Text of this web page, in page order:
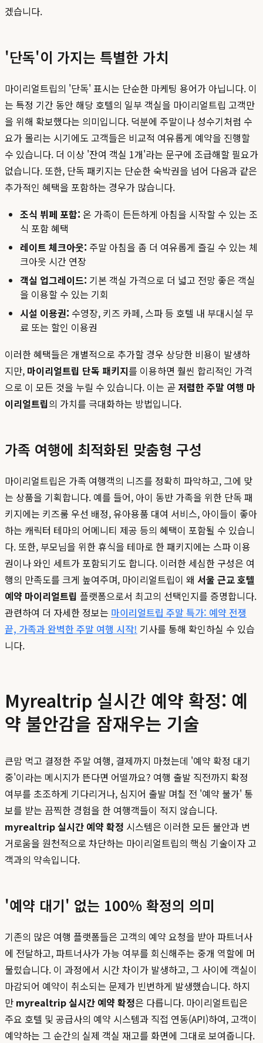
겠습니다.
'단독'이 가지는 특별한 가치
마이리얼트립의 '단독' 표시는 단순한 마케팅 용어가 아닙니다. 이
는 특정 기간 동안 해당 호텔의 일부 객실을 마이리얼트립 고객만
을 위해 확보했다는 의미입니다. 덕분에 주말이나 성수기처럼 수
요가 몰리는 시기에도 고객들은 비교적 여유롭게 예약을 진행할
수 있습니다. 더 이상 '잔여 객실 1개'라는 문구에 조급해할 필요가
없습니다. 또한, 단독 패키지는 단순한 숙박권을 넘어 다음과 같은
추가적인 혜택을 포함하는 경우가 많습니다.
조식 뷔페 포함: 온 가족이 든든하게 아침을 시작할 수 있는 조
식 포함 혜택
레이트 체크아웃: 주말 아침을 좀 더 여유롭게 즐길 수 있는 체
크아웃 시간 연장
객실 업그레이드: 기본 객실 가격으로 더 넓고 전망 좋은 객실
을 이용할 수 있는 기회
시설 이용권: 수영장, 키즈 카페, 스파 등 호텔 내 부대시설 무
료 또는 할인 이용권
이러한 혜택들은 개별적으로 추가할 경우 상당한 비용이 발생하
지만, 마이리얼트립 단독 패키지를 이용하면 훨씬 합리적인 가격
으로 이 모든 것을 누릴 수 있습니다. 이는 곧 저렴한 주말 여행 마
이리얼트립의 가치를 극대화하는 방법입니다.
가족 여행에 최적화된 맞춤형 구성
마이리얼트립은 가족 여행객의 니즈를 정확히 파악하고, 그에 맞
는 상품을 기획합니다. 예를 들어, 아이 동반 가족을 위한 단독 패
키지에는 키즈룸 우선 배정, 유아용품 대여 서비스, 아이들이 좋아
하는 캐릭터 테마의 어메니티 제공 등의 혜택이 포함될 수 있습니
다. 또한, 부모님을 위한 휴식을 테마로 한 패키지에는 스파 이용
권이나 와인 세트가 포함되기도 합니다. 이러한 세심한 구성은 여
행의 만족도를 크게 높여주며, 마이리얼트립이 왜 서울 근교 호텔
예약 마이리얼트립 플랫폼으로서 최고의 선택인지를 증명합니다.
관련하여 더 자세한 정보는 마이리얼트립 주말 특가: 예약 전쟁
끝, 가족과 완벽한 주말 여행 시작! 기사를 통해 확인하실 수 있습
니다.
Myrealtrip 실시간 예약 확정: 예
약 불안감을 잠재우는 기술
큰맘 먹고 결정한 주말 여행, 결제까지 마쳤는데 '예약 확정 대기
중'이라는 메시지가 뜬다면 어떨까요? 여행 출발 직전까지 확정
여부를 초조하게 기다리거나, 심지어 출발 며칠 전 '예약 불가' 통
보를 받는 끔찍한 경험을 한 여행객들이 적지 않습니다.
myrealtrip 실시간 예약 확정 시스템은 이러한 모든 불안과 번
거로움을 원천적으로 차단하는 마이리얼트립의 핵심 기술이자 고
객과의 약속입니다.
'예약 대기' 없는 100% 확정의 의미
기존의 많은 여행 플랫폼들은 고객의 예약 요청을 받아 파트너사
에 전달하고, 파트너사가 가능 여부를 회신해주는 중개 역할에 머
물렀습니다. 이 과정에서 시간 차이가 발생하고, 그 사이에 객실이
마감되어 예약이 취소되는 문제가 빈번하게 발생했습니다. 하지
만 myrealtrip 실시간 예약 확정은 다릅니다. 마이리얼트립은
주요 호텔 및 공급사의 예약 시스템과 직접 연동(API)하여, 고객이
예약하는 그 순간의 실제 객실 재고를 화면에 그대로 보여줍니다.